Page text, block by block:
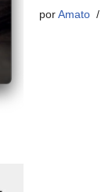
porAmato